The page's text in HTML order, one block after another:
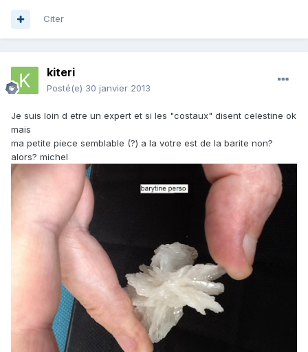
Citer
kiteri
Posté(e) 30 janvier 2013
Je suis loin d etre un expert et si les "costaux" disent celestine ok
mais
ma petite piece semblable (?) a la votre est de la barite non?
alors? michel